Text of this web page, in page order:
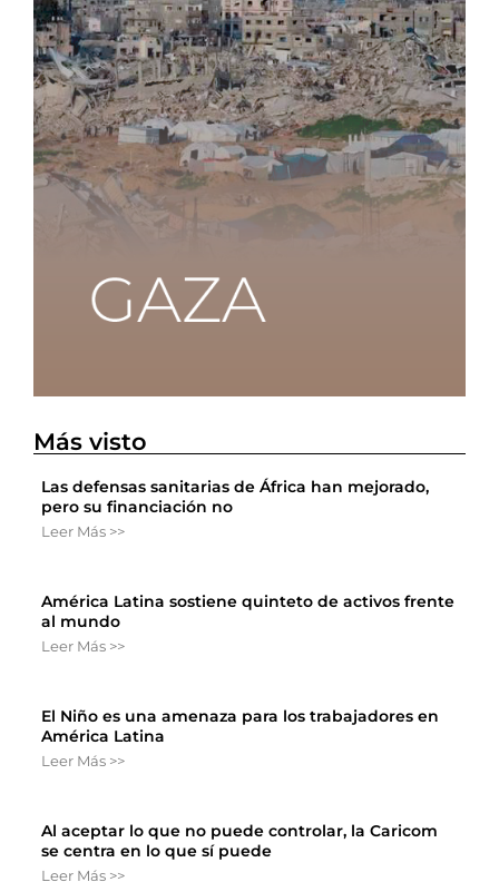
Más visto
Las defensas sanitarias de África han mejorado,
pero su financiación no
Leer Más >>
América Latina sostiene quinteto de activos frente
al mundo
Leer Más >>
El Niño es una amenaza para los trabajadores en
América Latina
Leer Más >>
Al aceptar lo que no puede controlar, la Caricom
se centra en lo que sí puede
Leer Más >>